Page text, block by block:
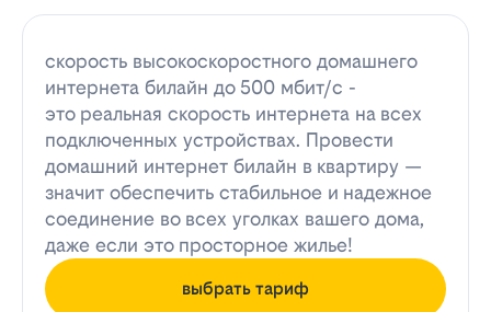
скорость высокоскоростного домашнего
интернета билайн до 500 мбит/с -
это реальная скорость интернета на всех
подключенных устройствах. Провести
домашний интернет билайн в квартиру —
значит обеспечить стабильное и надежное
соединение во всех уголках вашего дома,
даже если это просторное жилье!
выбрать тариф